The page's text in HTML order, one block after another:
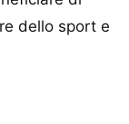
dello sport e